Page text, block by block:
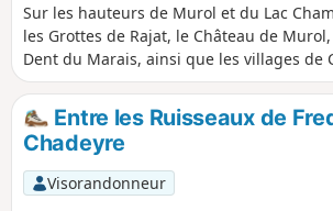
Sur les hauteurs de Murol et du Lac
les Grottes de Rajat, le Château de
Dent du Marais, ainsi que les villages de
Beaune-le-Froid.
Entre les Ruisseaux de
Chadeyre
Visorandonneur